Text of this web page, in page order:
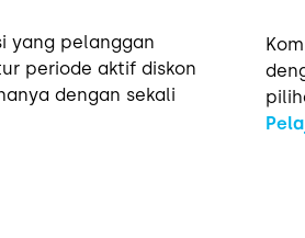
yang pelanggan
periode aktif diskon
dengan sekali